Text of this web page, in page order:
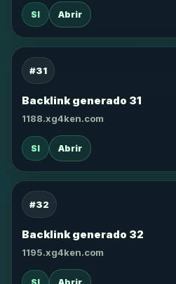
SI Abrir
#31
Backlink generado 31
1188.xg4ken.com
SI Abrir
#32
Backlink generado 32
1195.xg4ken.com